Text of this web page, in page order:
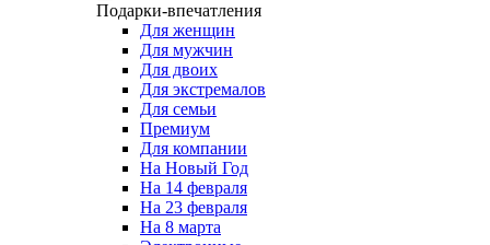
Подарки-впечатления
Для женщин
Для мужчин
Для двоих
Для экстремалов
Для семьи
Премиум
Для компании
На Новый Год
На 14 февраля
На 23 февраля
На 8 марта